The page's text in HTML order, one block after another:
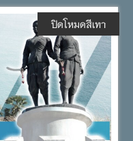
ปิดโหมดสีเทา